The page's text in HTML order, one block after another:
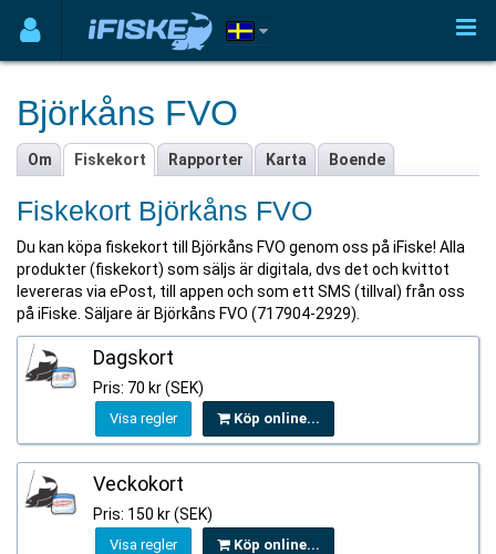
Björkåns FVO
Om Fiskekort Rapporter Karta Boende
Fiskekort Björkåns FVO
Du kan köpa fiskekort till Björkåns FVO genom oss på iFiske! Alla
produkter (fiskekort) som säljs är digitala, dvs det och kvittot
levereras via ePost, till appen och som ett SMS (tillval) från oss
på iFiske. Säljare är Björkåns FVO (717904-2929).
Dagskort
Pris: 70 kr (SEK)
Visa regler Köp online...
Veckokort
Pris: 150 kr (SEK)
Visa regler Köp online...